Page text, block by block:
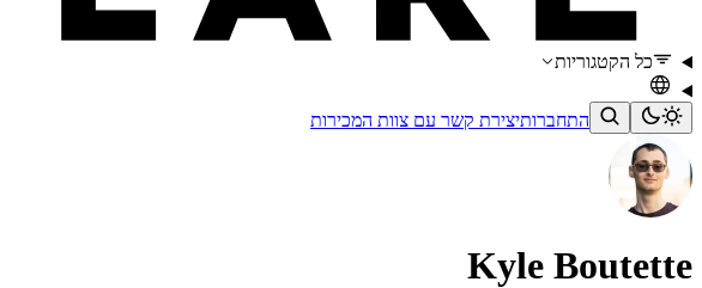
כל הקטגוריות
התחברותיצירת קשר עם צוות המכירות
Kyle Boutette